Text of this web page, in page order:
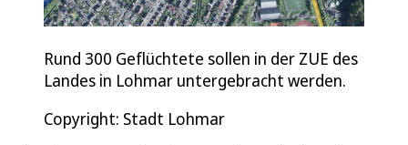
Rund 300 Geflüchtete sollen in der ZUE des
Landes in Lohmar untergebracht werden.
Copyright: Stadt Lohmar